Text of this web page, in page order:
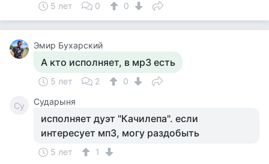
5 лет 0 0
Эмир Бухарский
А кто исполняет, в мр3 есть
5 лет 2 0
Су Сударыня
исполняет дуэт "Качилепа". если
интересует мп3, могу раздобыть
5 лет
1